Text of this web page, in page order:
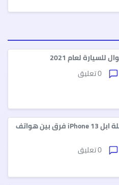
لعام 2021
تسريبات سلسلة ابل iPhone 13 فرق بين هواتف